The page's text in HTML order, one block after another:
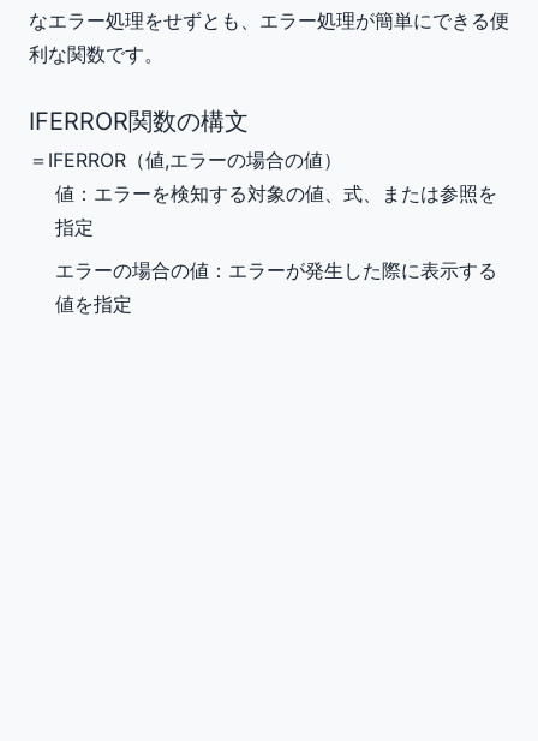
なエラー処理をせずとも、エラー処理が簡単にできる便
利な関数です。
IFERROR関数の構文
＝IFERROR（値,エラーの場合の値）
値 ：エラーを検知する対象の値、式、または参照を
指定
エラーの場合の値 ：エラーが発生した際に表示する
値を指定